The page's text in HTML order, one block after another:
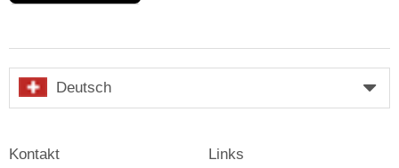
Deutsch
Kontakt Links